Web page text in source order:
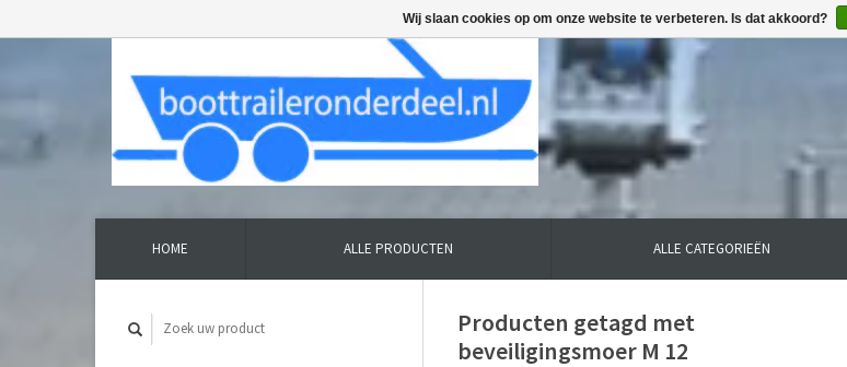
HOME ALLE PRODUCTEN ALLE CATEGORIEËN
Producten getagd met
beveiligingsmoer M 12
Wij slaan cookies op om onze website te verbeteren. Is dat akkoord?